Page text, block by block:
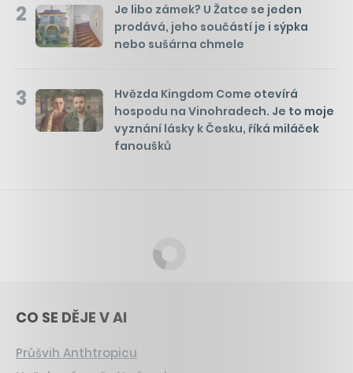
2
Je libo zámek? U Žatce se jeden
prodává, jeho součástí je i sýpka
nebo sušárna chmele
3
Hvězda Kingdom Come otevírá
hospodu na Vinohradech. Je to moje
vyznání lásky k Česku, říká miláček
fanoušků
CO SE DĚJE V AI
Průšvih Anthtropicu